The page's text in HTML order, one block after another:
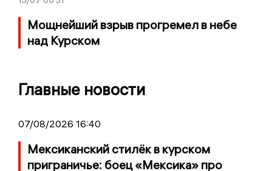
Мощнейший взрыв прогремел в небе
над Курском
Главные новости
07/08/2026 16:40
Мексиканский стилёк в курском
приграничье: боец «Мексика» про